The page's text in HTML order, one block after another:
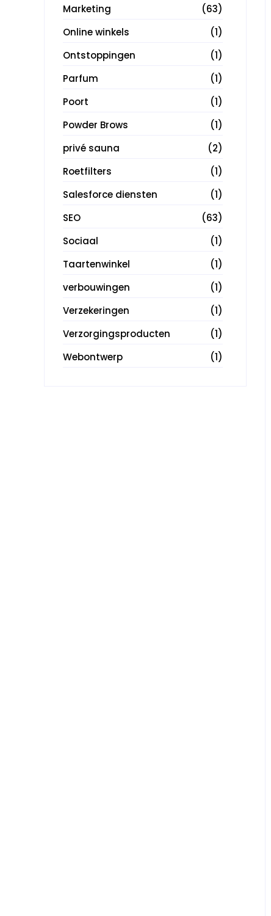
Marketing
(63)
Online winkels
(1)
Ontstoppingen
(1)
Parfum
(1)
Poort
(1)
Powder Brows
(1)
privé sauna
(2)
Roetfilters
(1)
Salesforce diensten
(1)
SEO
(63)
Sociaal
(1)
Taartenwinkel
(1)
verbouwingen
(1)
Verzekeringen
(1)
Verzorgingsproducten
(1)
Webontwerp
(1)